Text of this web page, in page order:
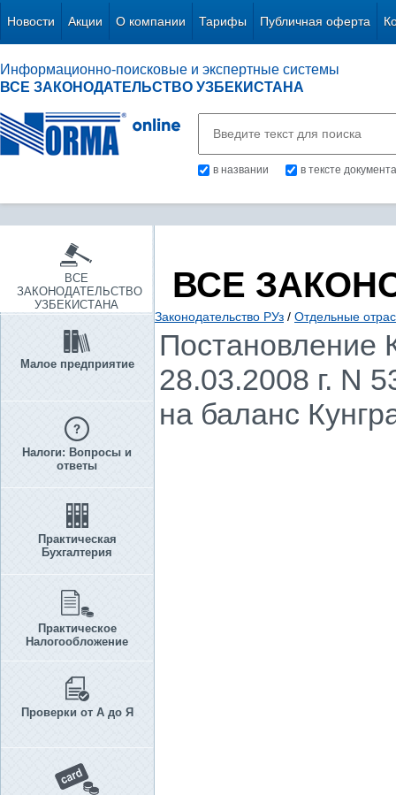
Новости Акции О компании Тарифы Публичная оферта
Информационно-поисковые и экспертные системы
ВСЕ ЗАКОНОДАТЕЛЬСТВО УЗБЕКИСТАНА
в названии в тексте документа
ВСЕ
ЗАКОНОДАТЕЛЬСТВО
УЗБЕКИСТАНА
Малое предприятие
Налоги: Вопросы и
ответы
Практическая
Бухгалтерия
Практическое
Налогообложение
Проверки от А до Я
ВСЕ
Законодательство РУз / Отдельные
Постановление
28.03.2008 г. N
на баланс